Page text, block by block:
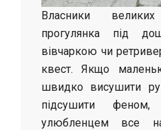
Власники
прогулянка під
вівчаркою чи
квест. Якщо
швидко висушити
підсушити
улюбленцем все